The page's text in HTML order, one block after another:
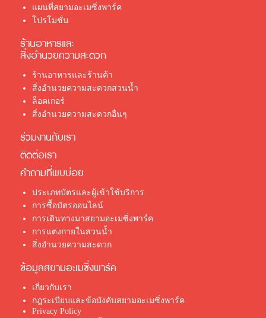
แผนที่สยามอะเมซิ่งพาร์ค
โปรโมชั่น
ร้านอาหารและ
สิ่งอำนวยความสะดวก
ร้านอาหารและร้านค้า
สิ่งอำนวยความสะดวกสวนน้ำ
ล็อคเกอร์
สิ่งอำนวยความสะดวกอื่นๆ
ร่วมงานกับเรา
ติดต่อเรา
คำถามที่พบบ่อย
ประเภทบัตรและผู้เข้าใช้บริการ
การซื้อบัตรออนไลน์
การเดินทางมาสยามอะเมซิ่งพาร์ค
การแต่งกายในสวนน้ำ
สิ่งอำนวยความสะดวก
ข้อมูลสยามอะเมซิ่งพาร์ค
เกี่ยวกับเรา
กฎระเบียบและข้อบังคับสยามอะเมซิ่งพาร์ค
Privacy Policy